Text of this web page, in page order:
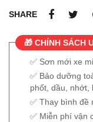
SHARE
🎁 CHÍNH SÁCH
Sơn mới xe
Bảo dưỡng
phốt, dầu, nhớt,
Thay bình đề
Miễn phí vận